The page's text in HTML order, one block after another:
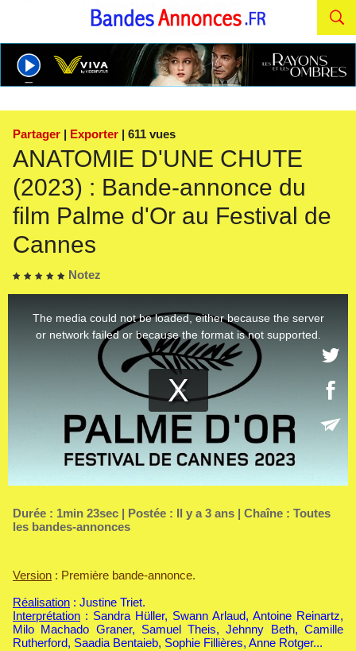
Partager | Exporter | 611 vues
ANATOMIE D'UNE CHUTE
(2023) : Bande-annonce du
film Palme d'Or au Festival de
Cannes
Notez
Durée : 1min 23sec | Postée : Il y a 3 ans | Chaîne : Toutes
les bandes-annonces
Version : Première bande-annonce.
Réalisation : Justine Triet.
Interprétation : Sandra Hüller, Swann Arlaud, Antoine Reinartz,
Milo Machado Graner, Samuel Theis, Jehnny Beth, Camille
Rutherford, Saadia Bentaieb, Sophie Fillières, Anne Rotger...